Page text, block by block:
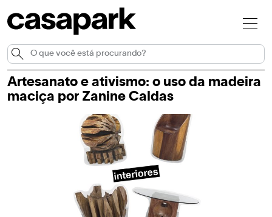
Artesanato e ativismo: o uso da madeira
maciça por Zanine Caldas